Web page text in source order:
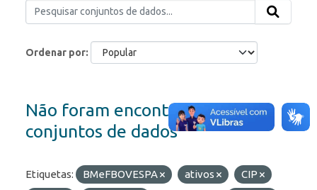
Ordenar por
Não foram encontrados
conjuntos de dados
Etiquetas: BMeFBOVESPA ativos
CIP